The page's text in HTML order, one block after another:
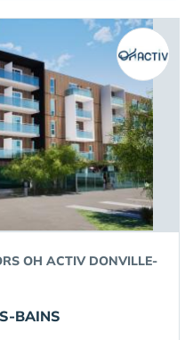
OH ACTIV DONVILLE-
BAINS